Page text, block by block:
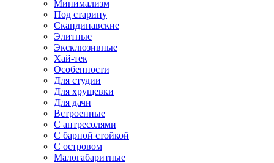
Минимализм
Под старину
Скандинавские
Элитные
Эксклюзивные
Хай-тек
Особенности
Для студии
Для хрущевки
Для дачи
Встроенные
С антресолями
С барной стойкой
С островом
Малогабаритные